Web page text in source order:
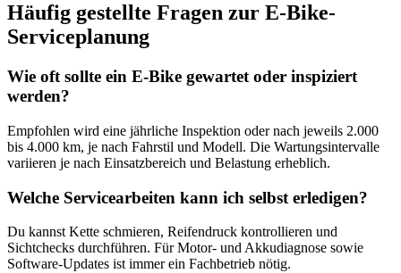
Häufig gestellte Fragen zur E-Bike-
Serviceplanung
Wie oft sollte ein E-Bike gewartet oder inspiziert
werden?
Empfohlen wird eine jährliche Inspektion oder nach jeweils 2.000
bis 4.000 km, je nach Fahrstil und Modell. Die Wartungsintervalle
variieren je nach Einsatzbereich und Belastung erheblich.
Welche Servicearbeiten kann ich selbst erledigen?
Du kannst Kette schmieren, Reifendruck kontrollieren und
Sichtchecks durchführen. Für Motor- und Akkudiagnose sowie
Software-Updates ist immer ein Fachbetrieb nötig.